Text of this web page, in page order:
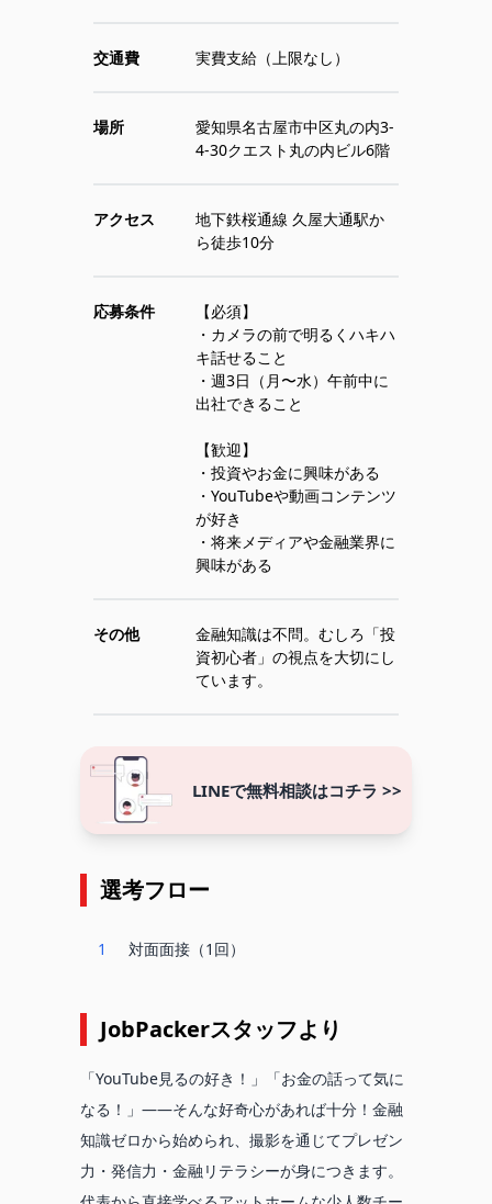
交通費 実費支給（上限なし）
場所
愛知県名古屋市中区丸の内3-
4-30クエスト丸の内ビル6階
アクセス
地下鉄桜通線 久屋大通駅か
ら徒歩10分
応募条件
【必須】
・カメラの前で明るくハキハ
キ話せること
・週3日（月〜水）午前中に
出社できること
【歓迎】
・投資やお金に興味がある
・YouTubeや動画コンテンツ
が好き
・将来メディアや金融業界に
興味がある
その他
金融知識は不問。むしろ「投
資初心者」の視点を大切にし
ています。
LINEで無料相談はコチラ >>
選考フロー
1 対面面接（1回）
JobPackerスタッフより
「YouTube見るの好き！」「お金の話って気に
なる！」——そんな好奇心があれば十分！金融
知識ゼロから始められ、撮影を通じてプレゼン
力・発信力・金融リテラシーが身につきます。